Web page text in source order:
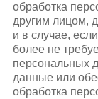
обработка
другим лицом,
и в случае,
более не
персональных
данные или
обработка